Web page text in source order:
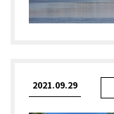
2021.09.29